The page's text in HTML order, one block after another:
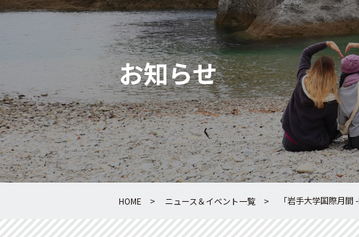
お知らせ
HOME ニュース＆イベント一覧 「岩手大学国際月